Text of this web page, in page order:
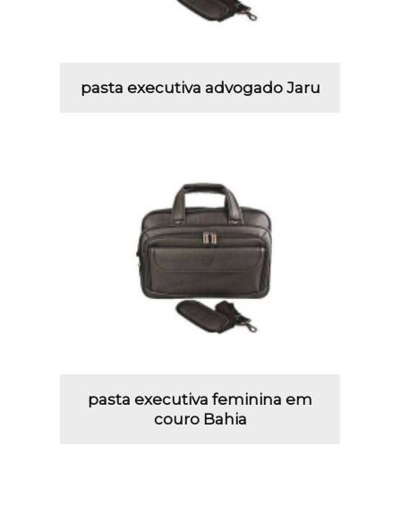
pasta executiva advogado Jaru
pasta executiva feminina em
couro Bahia